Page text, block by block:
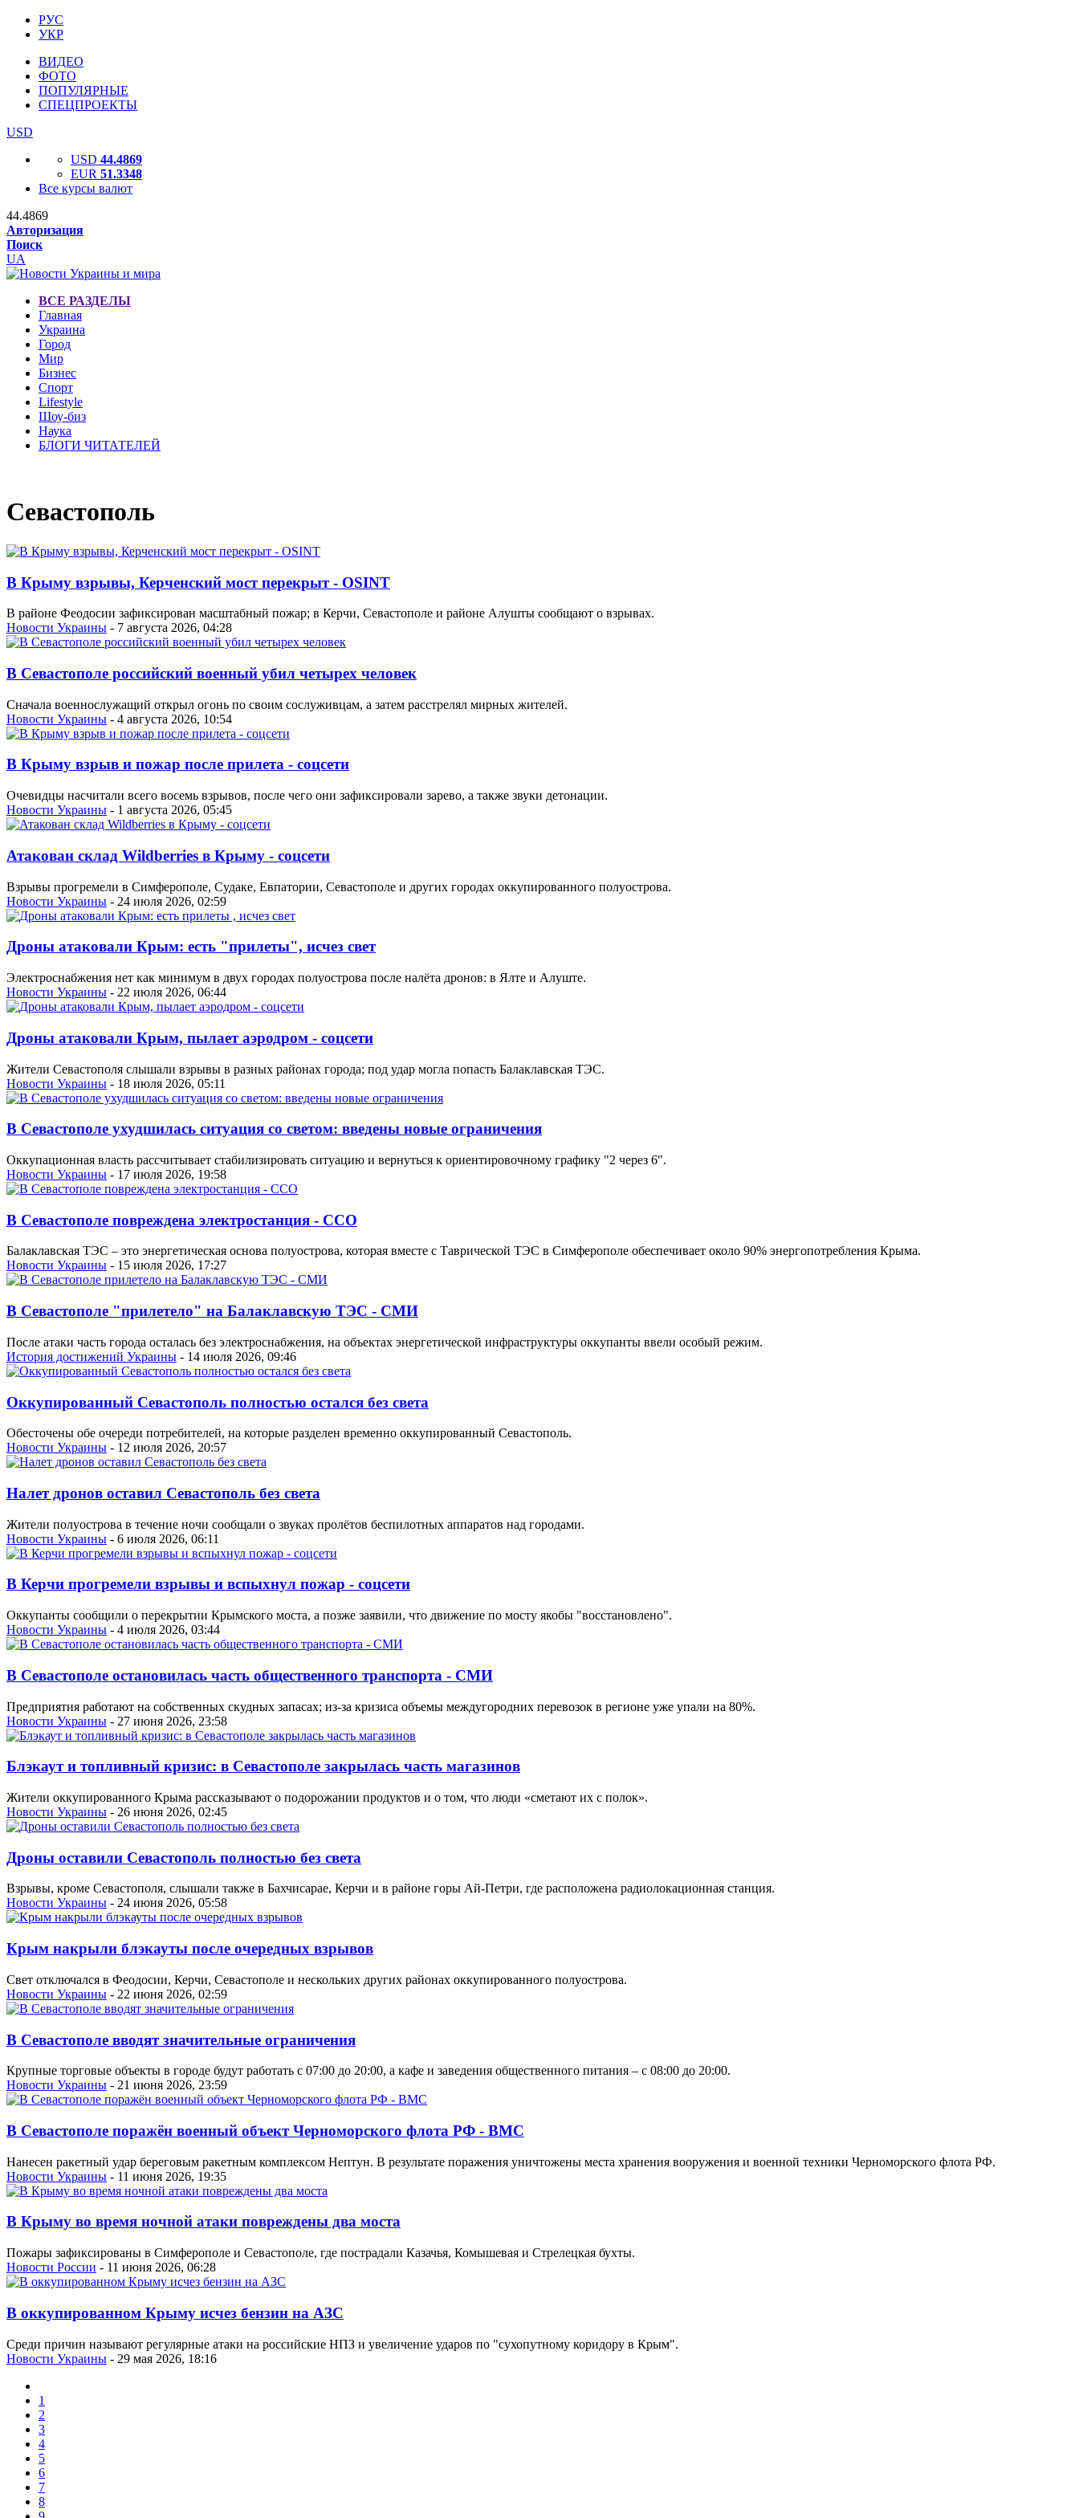
РУС
УКР
ВИДЕО
ФОТО
ПОПУЛЯРНЫЕ
СПЕЦПРОЕКТЫ
USD
USD 44.4869
EUR 51.3348
Все курсы валют
44.4869
Авторизация
Поиск
UA
ВСЕ РАЗДЕЛЫ
Главная
Украина
Город
Мир
Бизнес
Спорт
Lifestyle
Шоу-биз
Наука
БЛОГИ ЧИТАТЕЛЕЙ
Севастополь
В Крыму взрывы, Керченский мост перекрыт - OSINT
В районе Феодосии зафиксирован масштабный пожар; в Керчи, Севастополе и районе Алушты сообщают о взрывах.
Новости Украины - 7 августа 2026, 04:28
В Севастополе российский военный убил четырех человек
Сначала военнослужащий открыл огонь по своим сослуживцам, а затем расстрелял мирных жителей.
Новости Украины - 4 августа 2026, 10:54
В Крыму взрыв и пожар после прилета - соцсети
Очевидцы насчитали всего восемь взрывов, после чего они зафиксировали зарево, а также звуки детонации.
Новости Украины - 1 августа 2026, 05:45
Атакован склад Wildberries в Крыму - соцсети
Взрывы прогремели в Симферополе, Судаке, Евпатории, Севастополе и других городах оккупированного полуострова.
Новости Украины - 24 июля 2026, 02:59
Дроны атаковали Крым: есть "прилеты", исчез свет
Электроснабжения нет как минимум в двух городах полуострова после налёта дронов: в Ялте и Алуште.
Новости Украины - 22 июля 2026, 06:44
Дроны атаковали Крым, пылает аэродром - соцсети
Жители Севастополя слышали взрывы в разных районах города; под удар могла попасть Балаклавская ТЭС.
Новости Украины - 18 июля 2026, 05:11
В Севастополе ухудшилась ситуация со светом: введены новые ограничения
Оккупационная власть рассчитывает стабилизировать ситуацию и вернуться к ориентировочному графику "2 через 6".
Новости Украины - 17 июля 2026, 19:58
В Севастополе повреждена электростанция - ССО
Балаклавская ТЭС – это энергетическая основа полуострова, которая вместе с Таврической ТЭС в Симферополе обеспечивает около 90% энергопотребления Крыма.
Новости Украины - 15 июля 2026, 17:27
В Севастополе "прилетело" на Балаклавскую ТЭС - СМИ
После атаки часть города осталась без электроснабжения, на объектах энергетической инфраструктуры оккупанты ввели особый режим.
История достижений Украины - 14 июля 2026, 09:46
Оккупированный Севастополь полностью остался без света
Обесточены обе очереди потребителей, на которые разделен временно оккупированный Севастополь.
Новости Украины - 12 июля 2026, 20:57
Налет дронов оставил Севастополь без света
Жители полуострова в течение ночи сообщали о звуках пролётов беспилотных аппаратов над городами.
Новости Украины - 6 июля 2026, 06:11
В Керчи прогремели взрывы и вспыхнул пожар - соцсети
Оккупанты сообщили о перекрытии Крымского моста, а позже заявили, что движение по мосту якобы "восстановлено".
Новости Украины - 4 июля 2026, 03:44
В Севастополе остановилась часть общественного транспорта - СМИ
Предприятия работают на собственных скудных запасах; из-за кризиса объемы междугородних перевозок в регионе уже упали на 80%.
Новости Украины - 27 июня 2026, 23:58
Блэкаут и топливный кризис: в Севастополе закрылась часть магазинов
Жители оккупированного Крыма рассказывают о подорожании продуктов и о том, что люди «сметают их с полок».
Новости Украины - 26 июня 2026, 02:45
Дроны оставили Севастополь полностью без света
Взрывы, кроме Севастополя, слышали также в Бахчисарае, Керчи и в районе горы Ай-Петри, где расположена радиолокационная станция.
Новости Украины - 24 июня 2026, 05:58
Крым накрыли блэкауты после очередных взрывов
Свет отключался в Феодосии, Керчи, Севастополе и нескольких других районах оккупированного полуострова.
Новости Украины - 22 июня 2026, 02:59
В Севастополе вводят значительные ограничения
Крупные торговые объекты в городе будут работать с 07:00 до 20:00, а кафе и заведения общественного питания – с 08:00 до 20:00.
Новости Украины - 21 июня 2026, 23:59
В Севастополе поражён военный объект Черноморского флота РФ - ВМС
Нанесен ракетный удар береговым ракетным комплексом Нептун. В результате поражения уничтожены места хранения вооружения и военной техники Черноморского флота РФ.
Новости Украины - 11 июня 2026, 19:35
В Крыму во время ночной атаки повреждены два моста
Пожары зафиксированы в Симферополе и Севастополе, где пострадали Казачья, Комышевая и Стрелецкая бухты.
Новости России - 11 июня 2026, 06:28
В оккупированном Крыму исчез бензин на АЗС
Среди причин называют регулярные атаки на российские НПЗ и увеличение ударов по "сухопутному коридору в Крым".
Новости Украины - 29 мая 2026, 18:16
1
2
3
4
5
6
7
8